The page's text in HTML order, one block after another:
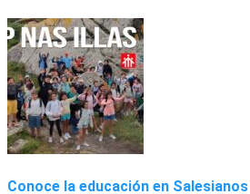
Conoce la educación en